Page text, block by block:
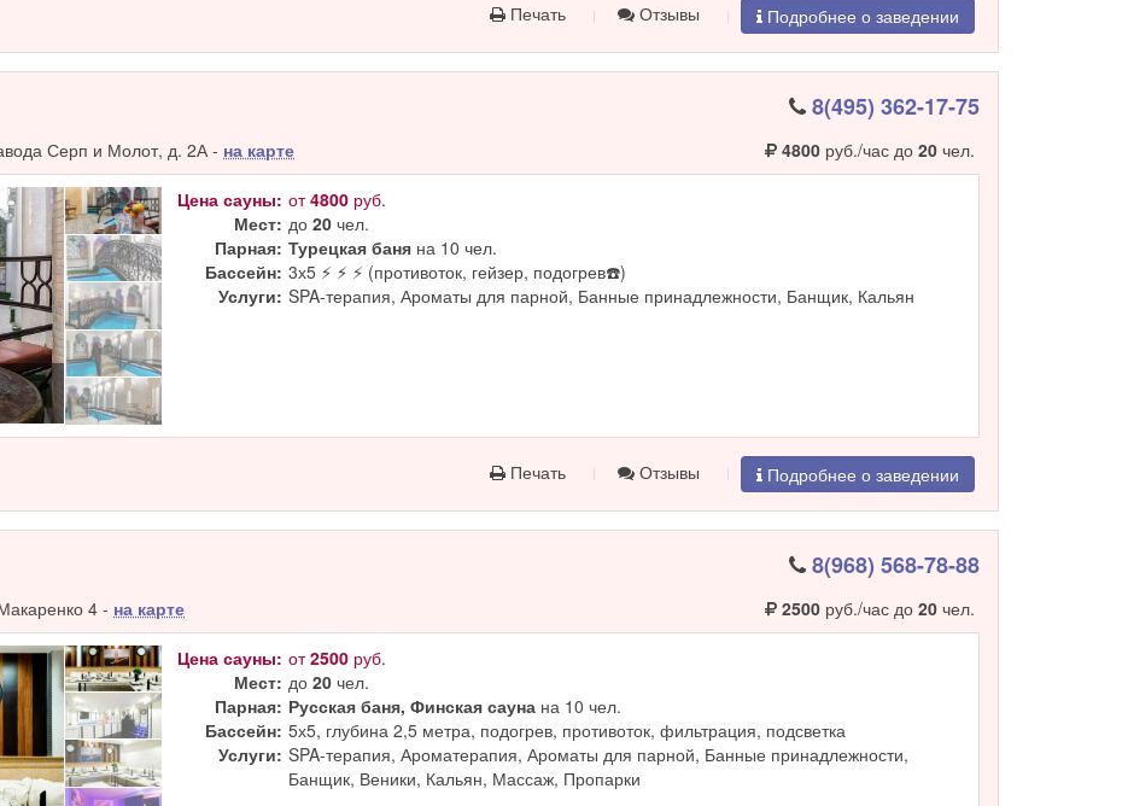
Печать Отзывы Подробнее о заведении
8(495) 362-17-75
Серп и Молот, д. 2А - на карте 4800руб./час до 20чел.
Цена сауны: от4800 руб.
Мест: до20 чел.
Парная: Турецкая баня на 10 чел.
Бассейн: 3х5 ⚡ ⚡ ⚡ (противоток, гейзер, подогрев☎️)
Услуги: SPA-терапия, Ароматы для парной, Банные принадлежности, Банщик, Кальян
Печать Отзывы Подробнее о заведении
8(968) 568-78-88
4 - на карте 2500руб./час до 20чел.
Цена сауны: от2500 руб.
Мест: до20 чел.
Парная: Русская баня, Финская сауна на 10 чел.
Бассейн: 5х5, глубина 2,5 метра, подогрев, противоток, фильтрация, подсветка
Услуги: SPA-терапия, Ароматерапия, Ароматы для парной, Банные принадлежности,
Банщик, Веники, Кальян, Массаж, Пропарки